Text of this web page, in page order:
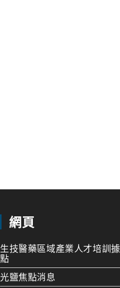
網頁
生技醫藥區域產業人才培訓據
點
光鹽焦點消息